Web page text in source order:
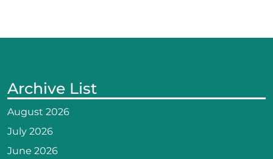
Archive List
August 2026
July 2026
June 2026